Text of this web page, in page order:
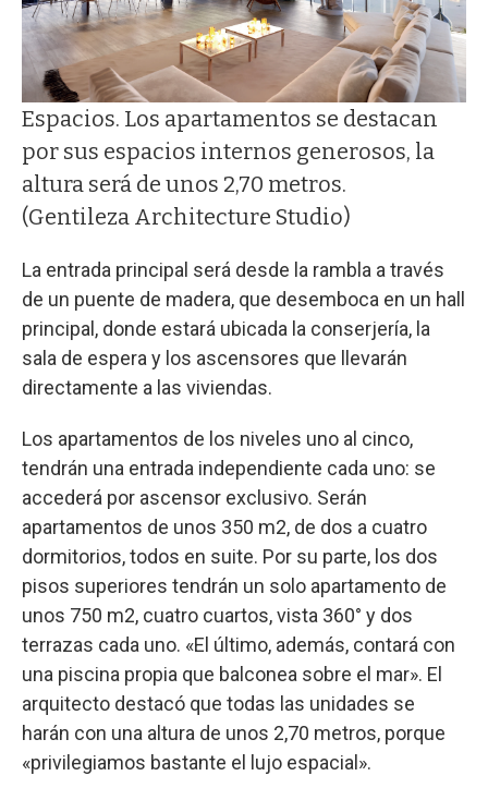
Espacios. Los apartamentos se destacan
por sus espacios internos generosos, la
altura será de unos 2,70 metros.
(Gentileza Architecture Studio)
La entrada principal será desde la rambla a través
de un puente de madera, que desemboca en un hall
principal, donde estará ubicada la conserjería, la
sala de espera y los ascensores que llevarán
directamente a las viviendas.
Los apartamentos de los niveles uno al cinco,
tendrán una entrada independiente cada uno: se
accederá por ascensor exclusivo. Serán
apartamentos de unos 350 m2, de dos a cuatro
dormitorios, todos en suite. Por su parte, los dos
pisos superiores tendrán un solo apartamento de
unos 750 m2, cuatro cuartos, vista 360° y dos
terrazas cada uno. «El último, además, contará con
una piscina propia que balconea sobre el mar». El
arquitecto destacó que todas las unidades se
harán con una altura de unos 2,70 metros, porque
«privilegiamos bastante el lujo espacial».